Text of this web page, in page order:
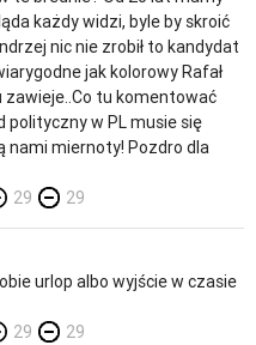
każdy widzi, byle by skroić
nic nie zrobił to kandydat
jak kolorowy Rafał
tu komentować
polityczny w PL musie się
nami miernoty! Pozdro dla
29 29
urlop albo wyjście w czasie
29 29